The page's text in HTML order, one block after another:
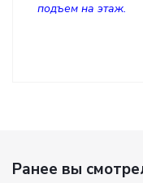
подъем на этаж.
Ранее вы